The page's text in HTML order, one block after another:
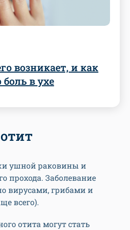
возникает, и как
в ухе
ушной раковины и
прохода. Заболевание
вирусами, грибами и
всего).
отита могут стать